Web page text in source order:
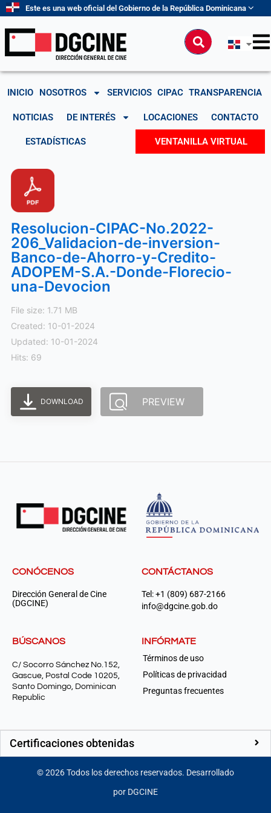
contenido
Este es una web oficial del Gobierno de la República Dominicana
Buscar
INICIO NOSOTROS SERVICIOS CIPAC TRANSPARENCIA
NOTICIAS DE INTERÉS LOCACIONES CONTACTO
ESTADÍSTICAS VENTANILLA VIRTUAL
Resolucion-CIPAC-No.2022-
206_Validacion-de-inversion-
Banco-de-Ahorro-y-Credito-
ADOPEM-S.A.-Donde-Florecio-
una-Devocion
File size: 1.71 MB
Created: 10-01-2024
Updated: 10-01-2024
Hits: 69
DOWNLOAD PREVIEW
CONÓCENOS
Dirección General de Cine
(DGCINE)
CONTÁCTANOS
Tel: +1 (809) 687-2166
info@dgcine.gob.do
BÚSCANOS
C/ Socorro Sánchez No.152,
Gascue, Postal Code 10205,
Santo Domingo, Dominican
Republic
INFÓRMATE
Términos de uso
Políticas de privacidad
Preguntas frecuentes
Certificaciones obtenidas
©2026Todos los derechos reservados. Desarrollado
por DGCINE